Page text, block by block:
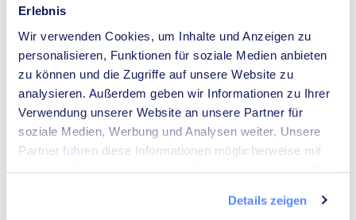
Erlebnis
Wir verwenden Cookies, um Inhalte und Anzeigen zu
personalisieren, Funktionen für soziale Medien anbieten
zu können und die Zugriffe auf unsere Website zu
analysieren. Außerdem geben wir Informationen zu Ihrer
Verwendung unserer Website an unsere Partner für
soziale Medien, Werbung und Analysen weiter. Unsere
Partner führen diese Informationen möglicherweise mit
Details zeigen
NETZWERKE WEBDESIGN
(16)
8,3
Die Top 10 Webdesigner in Haltern am See
anzeigen keyboard_arrow_right
place Wehrstraße 29,Haltern am See